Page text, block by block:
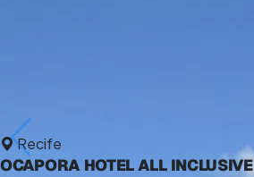
Recife
OCAPORA HOTEL ALL INCLUSIVE